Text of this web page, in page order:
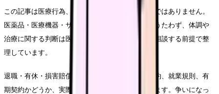
この記事は医療行為、診断、治療効果を示すものではありません。
医薬品・医療機器・サプリメント等の効能効果をうたわず、体調や
治療に関する判断は医師・薬剤師などの専門職に相談する前提で整
理しています。
退職・有休・損害賠償・退職代行などは、雇用契約、就業規則、有
期契約かどうか、実際のやり取りで扱いが変わります。争いになっ